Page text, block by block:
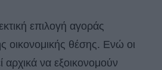
επιλογή αγοράς
οικονομικής θέσης. Ενώ οι
αρχικά να εξοικονομούν